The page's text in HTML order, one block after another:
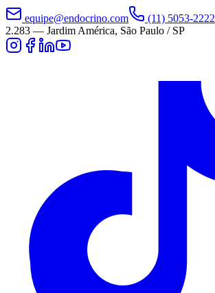
equipe@endocrino.com (11) 5053-2222
2.283 — Jardim América, São Paulo / SP